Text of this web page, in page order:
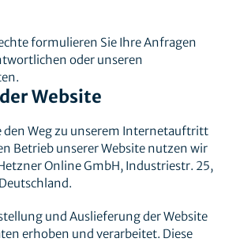
formulieren Sie Ihre Anfragen
oder unseren
Website
den Weg zu unserem Internetauftritt
Betrieb unserer Website nutzen wir
Online GmbH, Industriestr. 25,
und Auslieferung der Website
erhoben und verarbeitet. Diese